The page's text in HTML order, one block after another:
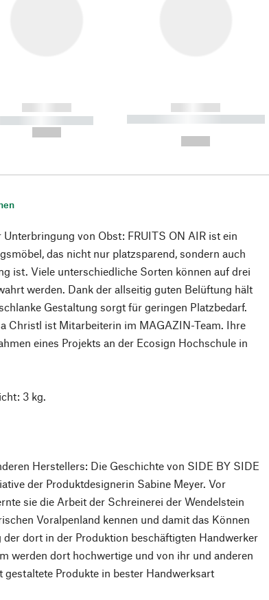
------------
----------- -----------
------------
----------- ----------- ----------
Unterbringung von Obst: FRUITS ON AIR ist ein
das nicht nur platzsparend, sondern auch
ist. Viele unterschiedliche Sorten können auf drei
werden. Dank der allseitig guten Belüftung hält
Gestaltung sorgt für geringen Platzbedarf.
Christl ist Mitarbeiterin im MAGAZIN-Team. Ihre
eines Projekts an der Ecosign Hochschule in
3 kg.
Herstellers: Die Geschichte von SIDE BY SIDE
der Produktdesignerin Sabine Meyer. Vor
sie die Arbeit der Schreinerei der Wendelstein
Voralpenland kennen und damit das Können
der dort in der Produktion beschäftigten Handwerker
werden dort hochwertige und von ihr und anderen
gestaltete Produkte in bester Handwerksart